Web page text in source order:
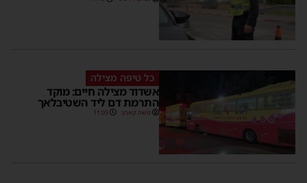
כל טיפה מצילה
אשדוד מצילה חיים: מוקד
התרמת דם ליד השטיבלאך
משה קאהן 11:05